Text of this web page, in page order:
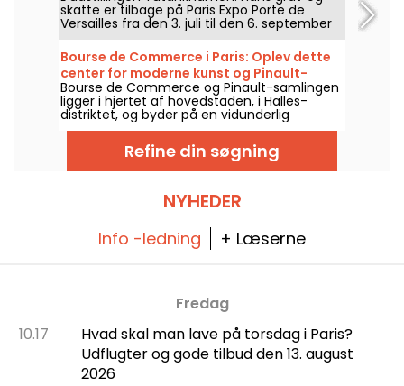
mellem kroppe, materialer og intime
fortællinger.
skatte er tilbage på Paris Expo Porte de
Versailles fra den 3. juli til den 6. september
2026. Genopbygninger af graven,
gravskatte, audioguide, et immersivt rum og
VR-oplevelse: se, hvad der venter dig på
stedet—i billeder.
Bourse de Commerce i Paris: Oplev dette
center for moderne kunst og Pinault-
samlingen
Bourse de Commerce og Pinault-samlingen
ligger i hjertet af hovedstaden, i Halles-
distriktet, og byder på en vidunderlig
spadseretur gennem moderne kunstværker.
Her er alt, hvad du skal vide, før du besøger
dette kunstcenter.Refine din søgning
NYHEDER
Info -ledning + Læserne
Fredag
10.17
Hvad skal man lave på torsdag i Paris?
Udflugter og gode tilbud den 13. august
2026